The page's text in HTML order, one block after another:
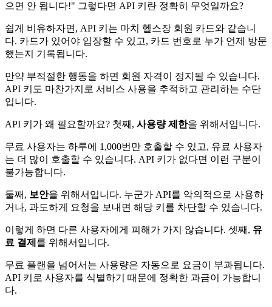
으면 안 됩니다!" 그렇다면 API 키란 정확히 무엇일까요?
쉽게 비유하자면, API 키는 마치 헬스장 회원 카드와 같습니
다. 카드가 있어야 입장할 수 있고, 카드 번호로 누가 언제 방문
했는지 기록됩니다.
만약 부적절한 행동을 하면 회원 자격이 정지될 수 있습니다.
API 키도 마찬가지로 서비스 사용을 추적하고 관리하는 수단
입니다.
API 키가 왜 필요할까요? 첫째, 사용량 제한을 위해서입니다.
무료 사용자는 하루에 1,000번만 호출할 수 있고, 유료 사용자
는 더 많이 호출할 수 있습니다. API 키가 없다면 이런 구분이
불가능합니다.
둘째, 보안을 위해서입니다. 누군가 API를 악의적으로 사용하
거나, 과도하게 요청을 보내면 해당 키를 차단할 수 있습니다.
이렇게 하면 다른 사용자에게 피해가 가지 않습니다. 셋째, 유
료 결제 를 위해서입니다.
무료 플랜을 넘어서는 사용량은 자동으로 요금이 부과됩니다.
API 키로 사용자를 식별하기 때문에 정확한 과금이 가능합니
다.